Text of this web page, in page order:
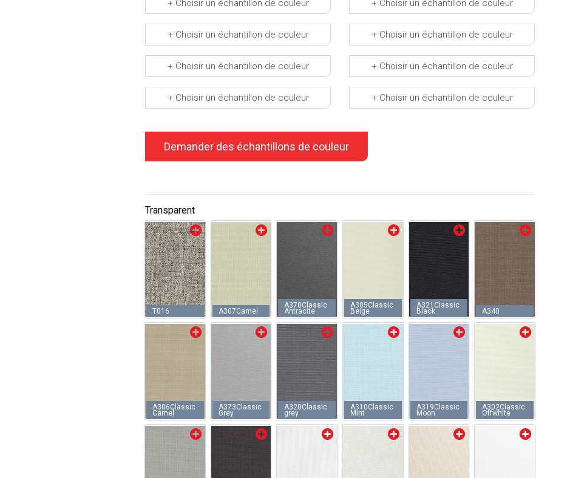
+ Choisir un échantillon de couleur + Choisir un échantillon de couleur
+ Choisir un échantillon de couleur + Choisir un échantillon de couleur
+ Choisir un échantillon de couleur + Choisir un échantillon de couleur
+ Choisir un échantillon de couleur + Choisir un échantillon de couleur
Transparent
T016 A307Camel
A370Classic
Antracite
A305Classic
Beige
A321Classic
Black A340
A306Classic
Camel
A373Classic
Grey
A320Classic
grey
A310Classic
Mint
A319Classic
Moon
A302Classic
Offwhite